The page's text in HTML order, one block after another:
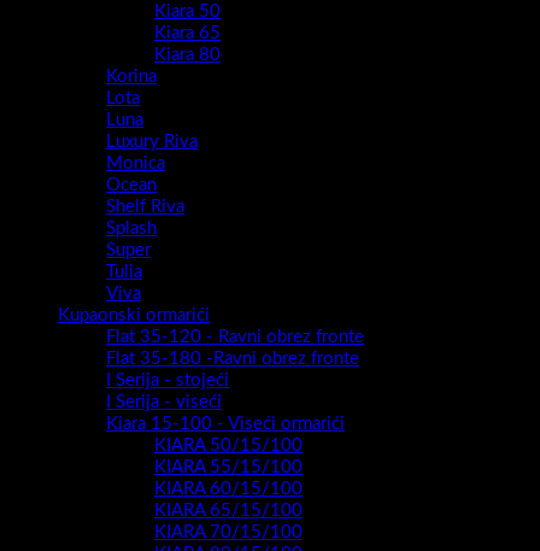
Kiara 50
Kiara 65
Kiara 80
Korina
Lota
Luna
Luxury Riva
Monica
Ocean
Shelf Riva
Splash
Super
Tulia
Viva
Kupaonski ormarići
Flat 35-120 - Ravni obrez fronte
Flat 35-180 -Ravni obrez fronte
I Serija - stojeći
I Serija - viseći
Kiara 15-100 - Viseći ormarići
KIARA 50/15/100
KIARA 55/15/100
KIARA 60/15/100
KIARA 65/15/100
KIARA 70/15/100